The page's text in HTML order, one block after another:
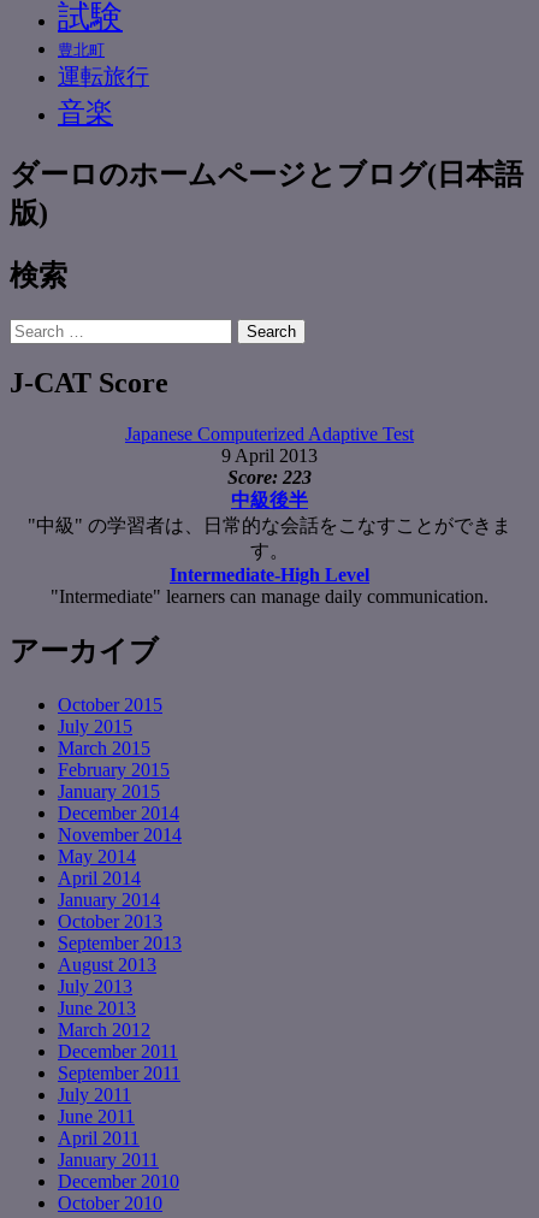
試験
豊北町
運転旅行
音楽
ダーロのホームページとブログ(日本語
版)
検索
Search
for:
J-CAT Score
Japanese Computerized Adaptive Test
9 April 2013
Score: 223
中級後半
"中級" の学習者は、日常的な会話をこなすことができま
す。
Intermediate-High Level
"Intermediate" learners can manage daily communication.
アーカイブ
October 2015
July 2015
March 2015
February 2015
January 2015
December 2014
November 2014
May 2014
April 2014
January 2014
October 2013
September 2013
August 2013
July 2013
June 2013
March 2012
December 2011
September 2011
July 2011
June 2011
April 2011
January 2011
December 2010
October 2010